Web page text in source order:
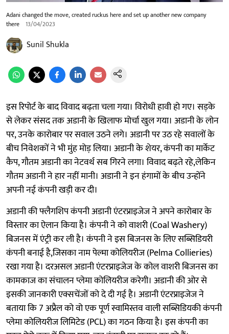
Adani changed the move, created ruckus here and set up another new company
there 13/04/2023
Sunil Shukla
इस रिपोर्ट के बाद विवाद बढ़ता चला गया। विरोधी हावी हो गए। सड़के
से लेकर संसद तक अडानी के खिलाफ मोर्चा खुल गया। अडानी के लोन
पर, उनके कारोबार पर सवाल उठने लगे। अडानी पर उठ रहे सवालों के
बीच निवेशकों ने भी मुंह मोड़ लिया। अडानी के शेयर, कंपनी का मार्केट
कैप, गौतम अडानी का नेटवर्थ सब गिरने लगा। विवाद बढ़ते रहे,लेकिन
गौतम अडानी ने हार नहीं मानी। अडानी ने इन हंगामों के बीच उन्होंने
अपनी नई कंपनी खड़ी कर दी।
अडानी की फ्लैगशिप कंपनी अडानी एंटरप्राइजेज ने अपने कारोबार के
विस्तार का ऐलान किया है। कंपनी ने को वाशरी (Coal Washery)
बिजनस में एंट्री कर ली है। कंपनी ने इस बिजनस के लिए सब्सिडियरी
कंपनी बनाई है,जिसका नाम पेल्मा कोलियरीज (Pelma Collieries)
रखा गया है। दरअसल अडानी एंटरप्राइजेज के कोल वाशरी बिजनस का
कामकाज का संचालन प्लेमा कोलियरीज करेगी। अडानी की ओर से
इसकी जानकारी एक्सचेंजों को दे दी गई है। अडानी एंटरप्राइजेज ने
बताया कि 7 अप्रैल को वो एक पूर्ण स्वामिस्तव वाली सब्सिडियकी कंपनी
प्लेमा कोलियरीज लिमिटेड (PCL) का गठन किया है। इस कंपनी का